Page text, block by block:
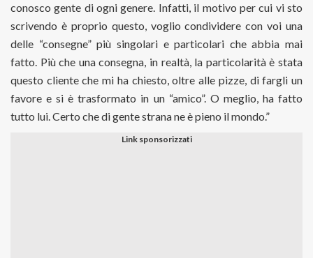
conosco gente di ogni genere. Infatti, il motivo per cui vi sto
scrivendo è proprio questo, voglio condividere con voi una
delle “consegne” più singolari e particolari che abbia mai
fatto. Più che una consegna, in realtà, la particolarità è stata
questo cliente che mi ha chiesto, oltre alle pizze, di fargli un
favore e si è trasformato in un “amico”. O meglio, ha fatto
tutto lui. Certo che di gente strana ne è pieno il mondo.”